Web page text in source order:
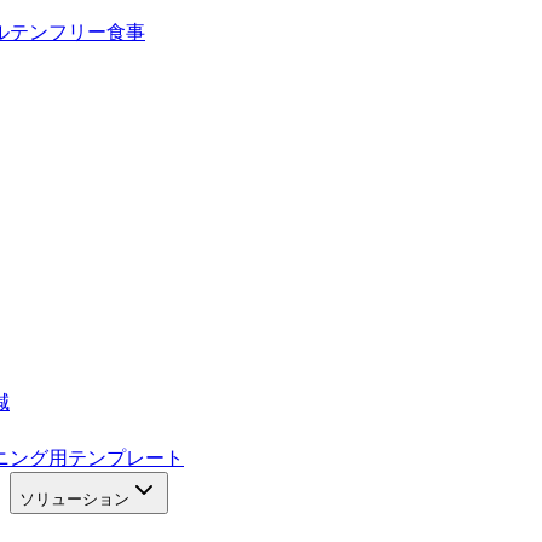
テンフリー食事
ング用テンプレート
ソリューション